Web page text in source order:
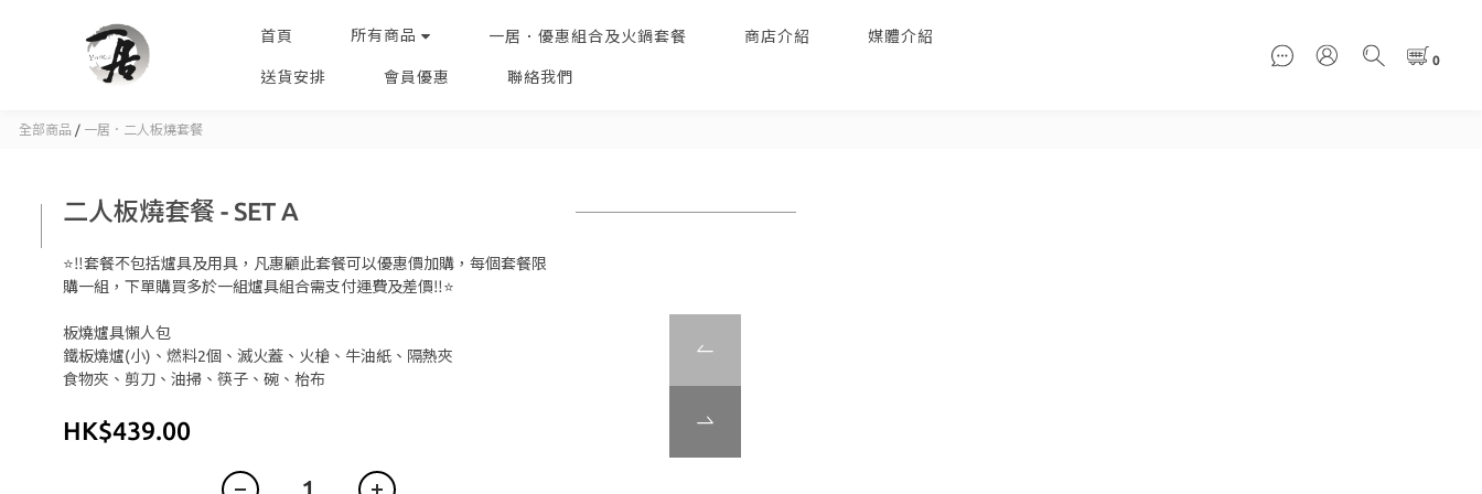
首頁 所有商品 一居．優惠組合及火鍋套餐 商店介紹 媒體介紹
送貨安排 會員優惠 聯絡我們
全部商品 / 一居．二人板燒套餐
二人板燒套餐 - SET A
⭐️‼️套餐不包括爐具及用具，凡惠顧此套餐可以優惠價加購，每個套餐限
購一組，下單購買多於一組爐具組合需支付運費及差價‼️⭐️
板燒爐具懶人包
鐵板燒爐(小)、燃料2個、滅火蓋、火槍、牛油紙、隔熱夾
食物夾、剪刀、油掃、筷子、碗、枱布
HK$439.00